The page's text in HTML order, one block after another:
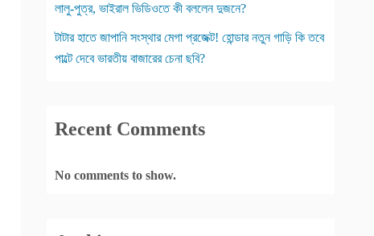
লালু-পুত্র, ভাইরাল ভিডিওতে কী বললেন দুজনে?
টাটার হাতে জাপানি সংস্থার মেগা প্রজেক্ট! হোন্ডার নতুন গাড়ি কি তবে
পাল্টে দেবে ভারতীয় বাজারের চেনা ছবি?
Recent Comments
No comments to show.